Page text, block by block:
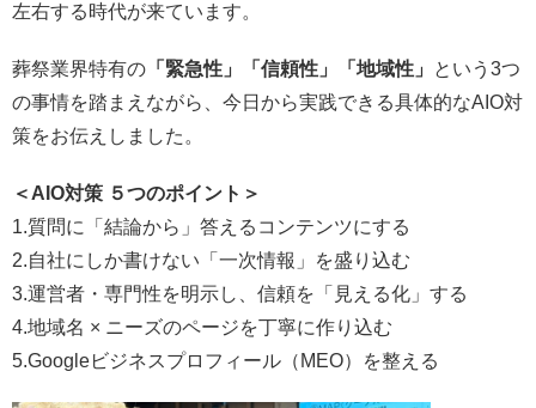
左右する時代が来ています。
葬祭業界特有の 「緊急性」「信頼性」「地域性」
という3つ
の事情を踏まえながら、今日から実践できる具体的なAIO対
策をお伝えしました。
＜AIO対策 ５つのポイント＞
1.質問に「結論から」答えるコンテンツにする
2.自社にしか書けない「一次情報」を盛り込む
3.運営者・専門性を明示し、信頼を「見える化」する
4.地域名 × ニーズのページを丁寧に作り込む
5.Googleビジネスプロフィール（MEO）を整える